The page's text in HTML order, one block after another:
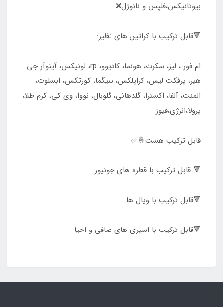
بیوتانیکس،فلپس و نانوژل❌
🔻قابل ترکیب با کراتین های نظیر:
ام فور ، لیز، سکرت، هونما، کادیوو، rp، لونیکس، آینوآر جی
هیر، پرفکت لیس، کراپلکس، سیگما، کورتکس، ابسلوت،
المنت، آلفا، اکسترا، گلدهانی، گلوبال، نووا، وی کی، کرم طلا،
پرولا،انرژی،فیوز
قابل ترکیب هست🤞✅
🔻 قابل ترکیب با قطره های جونیور
🔻قابل ترکیب با ویال ها
🔻قابل ترکیب با اسپری های صافی و احیا